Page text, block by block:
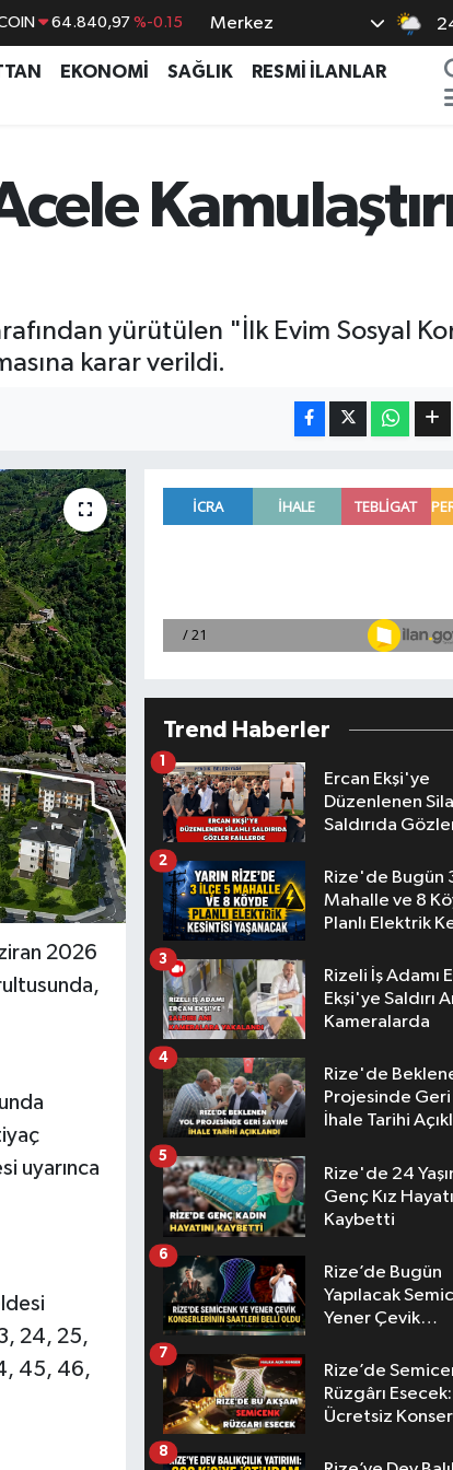
EURO 55,2510 %0.32
BİST100 13.779 %-14
Merkez
EKONOMİ SAĞLIK
RESMİ İLANLAR
yürütülen "İlk Evim Sosyal
karar verildi.
2026
uyarınca
24, 25,
45, 46,
Trend Haberler
Ercan Ekşi'ye
Düzenlenen
Saldırıda
1
Rize'de Bugün
Mahalle ve 8
Planlı Elektrik
2
Rizeli İş Adamı
Ekşi'ye Saldırı
Kameralarda
3
Rize'de
Projesinde Geri
İhale Tarihi
4
Rize'de 24
Genç Kız
Kaybetti
5
Rize’de Bugün
Yapılacak
Yener Çevik
Belli Oldu
6
Rize’de
Rüzgârı Esecek:
Ücretsiz
7
8